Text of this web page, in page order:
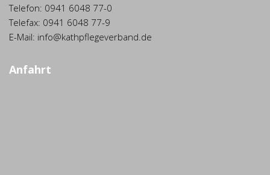
Telefon: 0941 6048 77-0
Telefax: 0941 6048 77-9
E-Mail: info@kathpflegeverband.de
Anfahrt